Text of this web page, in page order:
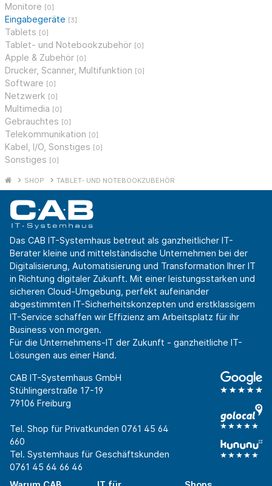
Monitore [0]
Eingabegeräte [3]
Tablets [0]
Tablet- und Notebookzubehör [0]
Apple & Zubehör [0]
Drucker, Scanner, Multifunktion [0]
Software [0]
Netzwerk [0]
Multimedia [0]
Gebrauchtes [0]
Telekommunikation [0]
Kabel, I/O, Sonstiges [0]
Sonstiges [0]
SHOP TABLET- UND NOTEBOOKZUBEHÖR
Das CAB IT-Systemhaus betreut als ganzheitlicher IT-
Berater kleine und mittelständische Unternehmen bei der
Digitalisierung, Automatisierung und Transformation Ihrer IT
in Richtung digitaler Zukunft. Mit einer leistungsstarken und
sicheren Cloud-Umgebung, perfekt aufeinander
abgestimmten IT-Sicherheitskonzepten und erstklassigem
IT-Service schaffen wir Effizienz am Arbeitsplatz für ihr
Business von morgen.
Für die Unternehmens-IT der Zukunft - ganzheitliche IT-
Lösungen aus einer Hand.
CAB IT-Systemhaus GmbH
Stühlingerstraße 17-19
79106 Freiburg
Tel. Shop für Privatkunden 0761 45 64
660
Tel. Systemhaus für Geschäftskunden
0761 45 64 66 46